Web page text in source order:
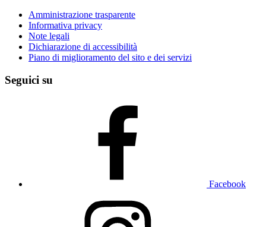
Amministrazione trasparente
Informativa privacy
Note legali
Dichiarazione di accessibilità
Piano di miglioramento del sito e dei servizi
Seguici su
Facebook